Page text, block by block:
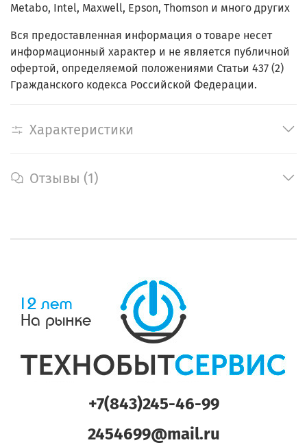
Metabo, Intel, Maxwell, Epson, Thomson и много других
Вся предоставленная информация о товаре несет
информационный характер и не является публичной
офертой, определяемой положениями Статьи 437 (2)
Гражданского кодекса Российской Федерации.
Характеристики
Отзывы (1)
+7(843)245-46-99
2454699@mail.ru